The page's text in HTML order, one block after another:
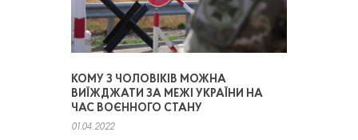
КОМУ З ЧОЛОВІКІВ МОЖНА
ВИЇЖДЖАТИ ЗА МЕЖІ УКРАЇНИ НА
ЧАС ВОЄННОГО СТАНУ
01.04.2022